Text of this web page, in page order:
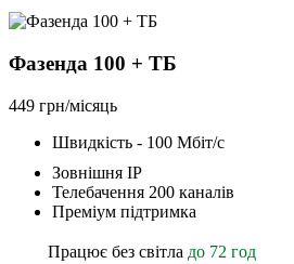
Фазенда 100 + ТБ
449 грн/місяць
Швидкість - 100 Мбіт/с
Зовнішня ІР
Телебачення 200 каналів
Преміум підтримка
Працює без світла до 72 год